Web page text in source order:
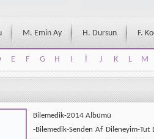
M. Emin Ay H. Dursun F.
E F G H I İ J K L M
E F G H I İ J K L M
Bilemedik-2014 Albümü
-Bilemedik-Senden Af Dileneyim-